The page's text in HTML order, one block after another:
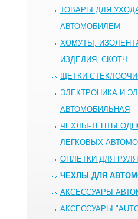
ТОВАРЫ ДЛЯ
АВТОМОБИЛЕМ
ХОМУТЫ,
ИЗДЕЛИЯ, СКОТЧ
ЩЕТКИ
ЭЛЕКТРОНИКА И
АВТОМОБИЛЬНАЯ
ЧЕХЛЫ-ТЕНТЫ
ЛЕГКОВЫХ
ОПЛЕТКИ ДЛЯ РУЛЯ
ЧЕХЛЫ ДЛЯ
AКСЕССУАРЫ
АКСЕССУАРЫ